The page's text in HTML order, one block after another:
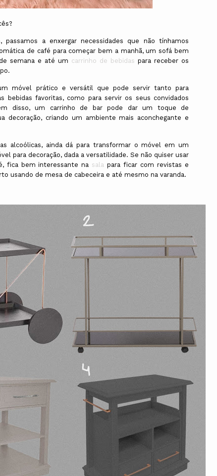
passamos a enxergar necessidades que não tínhamos
de café para começar bem a manhã, um sofá bem
semana e até um carrinho de bebidas para receber os
móvel prático e versátil que pode servir tanto para
bebidas favoritas, como para servir os seus convidados
disso, um carrinho de bar pode dar um toque de
decoração, criando um ambiente mais aconchegante e
alcoólicas, ainda dá para transformar o móvel em um
para decoração, dada a versatilidade. Se não quiser usar
fica bem interessante na sala para ficar com revistas e
usando de mesa de cabeceira e até mesmo na varanda.